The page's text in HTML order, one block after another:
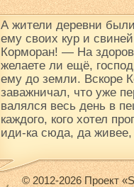
А жители деревни
ему своих кур и
Корморан! — На
желаете ли ещё,
ему до земли. Вскоре
заважничал, что уже
валялся весь день в
каждого, кого хотел
иди-ка сюда, да
© 2012-2026 Проект